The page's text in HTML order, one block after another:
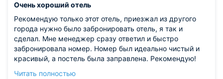
Очень хороший отель
Рекомендую только этот отель, приезжал из другого
города нужно было забронировать отель, я так и
сделал. Мне менеджер сразу ответил и быстро
забронировала номер. Номер был идеально чистый и
красивый, а постель была заправлена. Рекомендую!
Читать полностью